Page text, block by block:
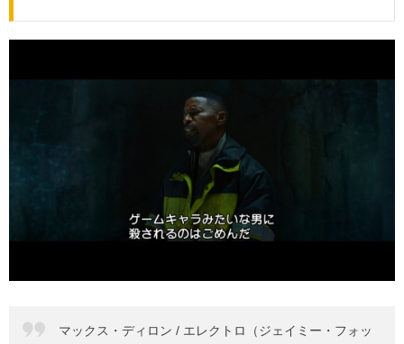
マックス・ディロン / エレクトロ（ジェイミー・フォッ